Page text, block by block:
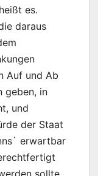
es.
daraus
Auf und Ab
geben, in
und
der Staat
erwartbar
sollte,